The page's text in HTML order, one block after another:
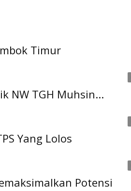
Timur
NW TGH Muhsin...
Yang Lolos
Potensi